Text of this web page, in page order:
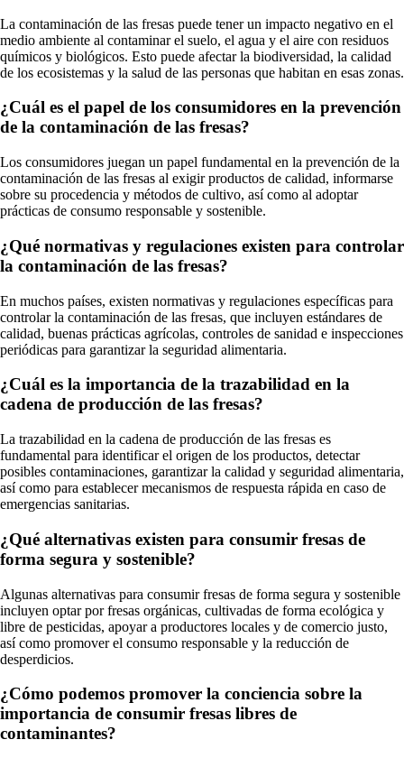
La contaminación de las fresas puede tener un impacto negativo en el
medio ambiente al contaminar el suelo, el agua y el aire con residuos
químicos y biológicos. Esto puede afectar la biodiversidad, la calidad
de los ecosistemas y la salud de las personas que habitan en esas zonas.
¿Cuál es el papel de los consumidores en la prevención
de la contaminación de las fresas?
Los consumidores juegan un papel fundamental en la prevención de la
contaminación de las fresas al exigir productos de calidad, informarse
sobre su procedencia y métodos de cultivo, así como al adoptar
prácticas de consumo responsable y sostenible.
¿Qué normativas y regulaciones existen para controlar
la contaminación de las fresas?
En muchos países, existen normativas y regulaciones específicas para
controlar la contaminación de las fresas, que incluyen estándares de
calidad, buenas prácticas agrícolas, controles de sanidad e inspecciones
periódicas para garantizar la seguridad alimentaria.
¿Cuál es la importancia de la trazabilidad en la
cadena de producción de las fresas?
La trazabilidad en la cadena de producción de las fresas es
fundamental para identificar el origen de los productos, detectar
posibles contaminaciones, garantizar la calidad y seguridad alimentaria,
así como para establecer mecanismos de respuesta rápida en caso de
emergencias sanitarias.
¿Qué alternativas existen para consumir fresas de
forma segura y sostenible?
Algunas alternativas para consumir fresas de forma segura y sostenible
incluyen optar por fresas orgánicas, cultivadas de forma ecológica y
libre de pesticidas, apoyar a productores locales y de comercio justo,
así como promover el consumo responsable y la reducción de
desperdicios.
¿Cómo podemos promover la conciencia sobre la
importancia de consumir fresas libres de
contaminantes?